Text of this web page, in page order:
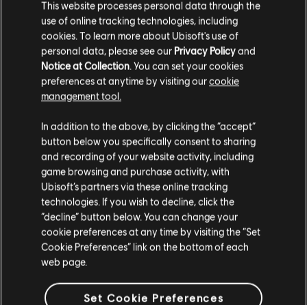
您是简体中文用户？
请您访问我们的简体中文商店来完成购买
留在此商店
重新选择您的商店
This website processes personal data through the
use of online tracking technologies, including
cookies. To learn more about Ubisoft's use of
personal data, please see our Privacy Policyand
Notice at Collection . You can set your cookies
preferences at anytime by visiting ourcookie
management tool.
In addition to the above, by clicking the “accept”
button below you specifically consent to sharing
and recording of your website activity, including
game browsing and purchase activity, with
Ubisoft’s partners via these online tracking
technologies. If you wish to decline, click the
“decline” button below. You can change your
cookie preferences at any time by visiting the “Set
Cookie Preferences” link on the bottom of each
web page.
Set Cookie Preferences